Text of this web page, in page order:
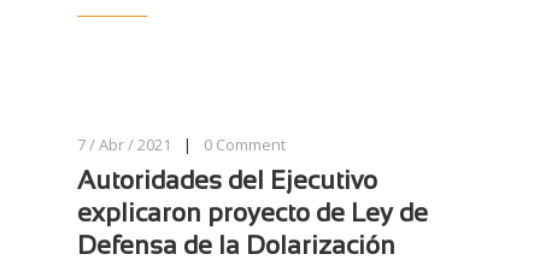
7 / Abr / 2021 | 0 Comment
Autoridades del Ejecutivo
explicaron proyecto de Ley de
Defensa de la Dolarización